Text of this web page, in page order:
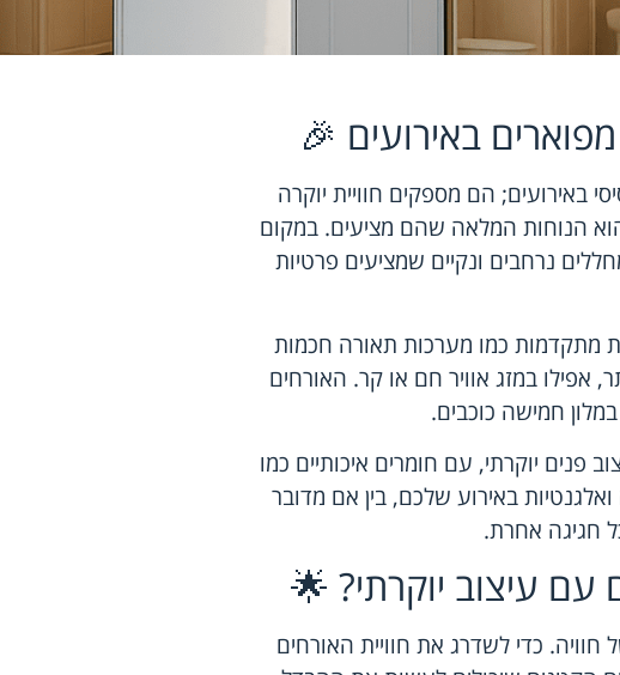
באירועים 🎉
באירועים; הם מספקים חוויית יוקרה
הנוחות המלאה שהם מציעים. במקום
נרחבים ונקיים שמציעים פרטיות
מתקדמות כמו מערכות תאורה חכמות
אפילו במזג אוויר חם או קר. האורחים
חמישה כוכבים.
פנים יוקרתי, עם חומרים איכותיים כמו
באירוע שלכם, בין אם מדובר
חגיגה אחרת.
עם עיצוב יוקרתי? 🌟
כדי לשדרג את חוויית האורחים